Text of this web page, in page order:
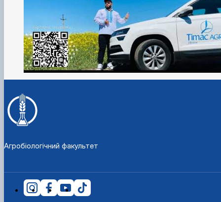
Агробіологічний факультет